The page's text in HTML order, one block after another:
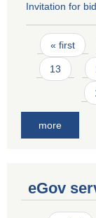
Invitation for
Pages
« first
13
more
eGov